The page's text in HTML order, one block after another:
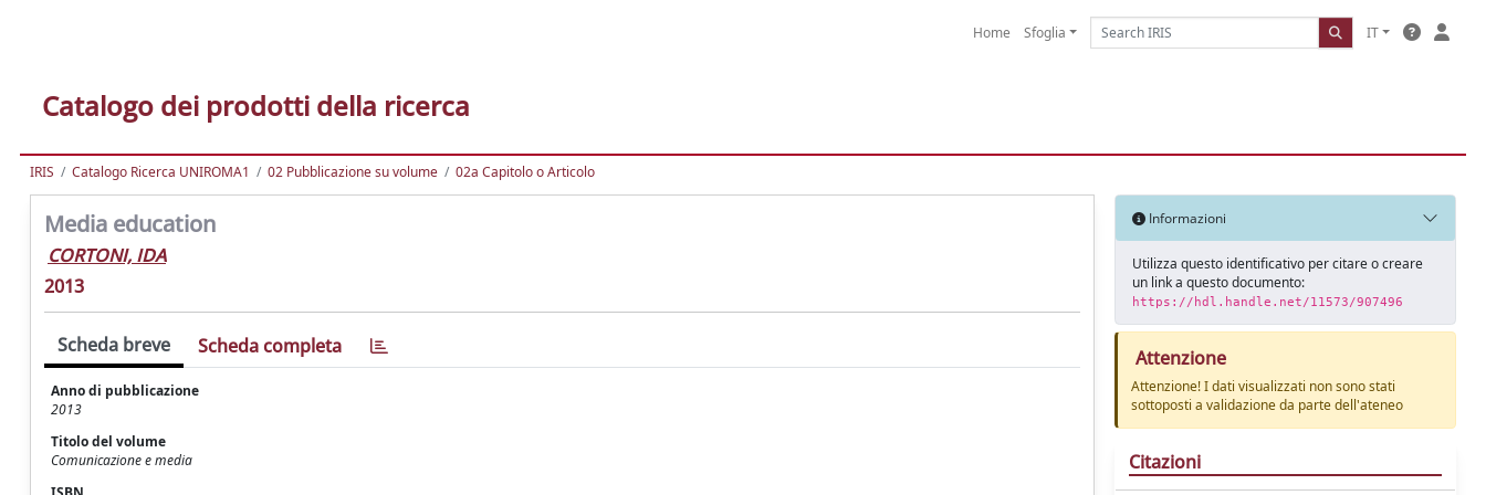
Home Sfoglia IT
Catalogo dei prodotti della ricerca
IRIS Catalogo Ricerca UNIROMA1 02 Pubblicazione su volume 02a Capitolo o Articolo
Media education
CORTONI, IDA
2013
Scheda breve Scheda completa
Anno di pubblicazione
2013
Titolo del volume
Comunicazione e media
Informazioni
Utilizza questo identificativo per citare o creare
un link a questo documento:
https://hdl.handle.net/11573/907496
Attenzione
Attenzione! I dati visualizzati non sono stati
sottoposti a validazione da parte dell'ateneo
Citazioni